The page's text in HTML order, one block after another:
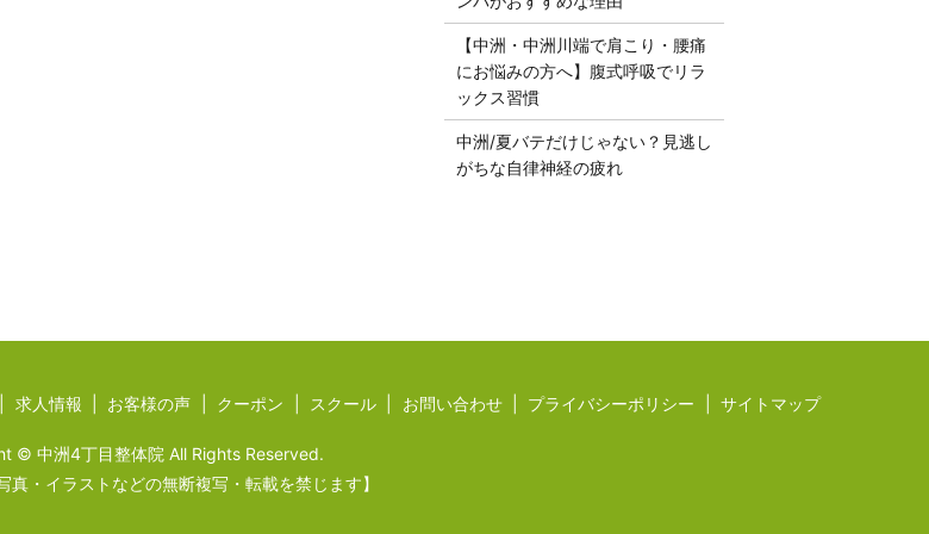
【中洲・中洲川端で肩こり・腰痛
にお悩みの方へ】腹式呼吸でリラ
ックス習慣
中洲/夏バテだけじゃない？見逃し
がちな自律神経の疲れ
求人情報 お客様の声 クーポン スクール お問い合わせ プライバシーポリシー サイトマップ
© 中洲4丁目整体院 All Rights Reserved.
真・イラストなどの無断複写・転載を禁じます】